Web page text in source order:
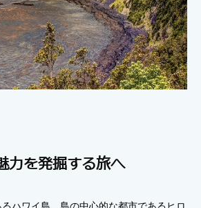
力を発掘する旅へ